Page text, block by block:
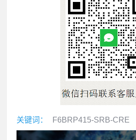
关键词： F6BRP415-SRB-CRE